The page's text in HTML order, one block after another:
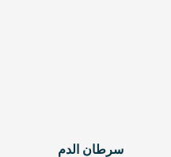
سرطان الدم